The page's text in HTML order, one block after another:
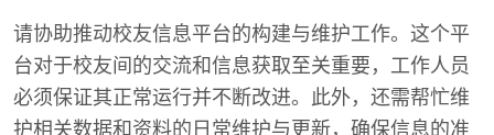
请协助推动校友信息平台的构建与维护工作。这个平
台对于校友间的交流和信息获取至关重要，工作人员
必须保证其正常运行并不断改进。此外，还需帮忙维
护相关数据和资料的日常维护与更新，确保信息的准